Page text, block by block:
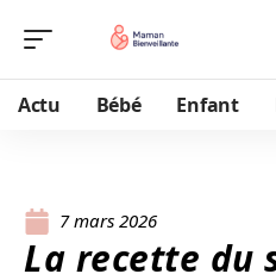
Actu Bébé Enfant
7 mars 2026
La recette du